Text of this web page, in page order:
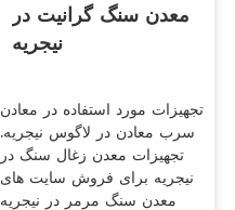
معدن سنگ گرانیت در
نیجریه
تجهیزات مورد استفاده در معادن
سرب معادن در لاگوس نیجریه.
تجهیزات معدن زغال سنگ در
نیجریه برای فروش سایت های
معدن سنگ مرمر در نیجریه